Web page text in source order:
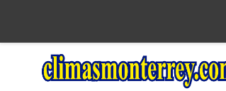
principal